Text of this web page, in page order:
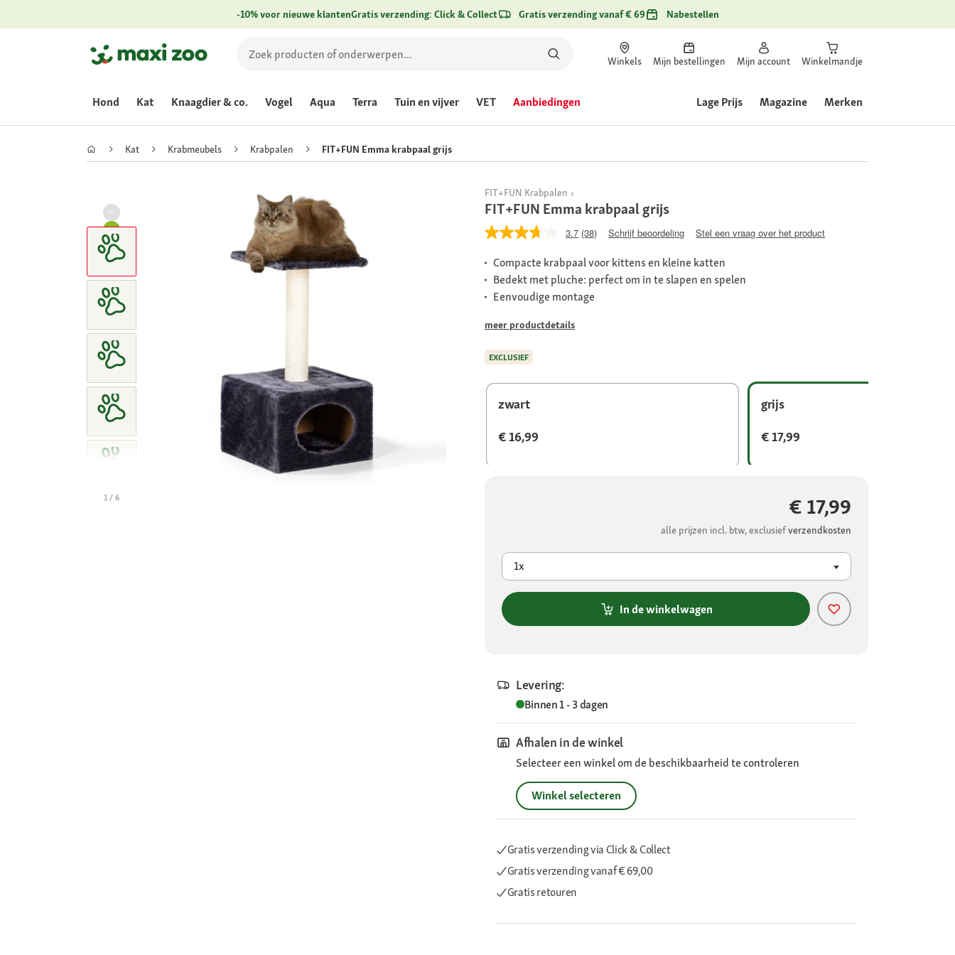
-10% voor nieuwe klantenGratis verzending: Click & Collect Gratis verzending vanaf € 69 Nabestellen
Winkels Mijn bestellingen Mijn account Winkelmandje
Hond Kat Knaagdier & co. Vogel Aqua Terra Tuin en vijver VET Aanbiedingen Lage Prijs Magazine Merken
Kat Krabmeubels Krabpalen FIT+FUN Emma krabpaal grijs
1 / 6
FIT+FUN Krabpalen
FIT+FUN Emma krabpaal grijs
3.7 (38) Schrijf beoordeling Stel een vraag over het product
Compacte krabpaal voor kittens en kleine katten
Bedekt met pluche: perfect om in te slapen en spelen
Eenvoudige montage
meer productdetails
EXCLUSIEF
zwart
€ 16,99
grijs
€ 17,99
€ 17,99
alle prijzen incl. btw, exclusiefverzendkosten
1x
In de winkelwagen
Levering:
Binnen 1 - 3 dagen
Afhalen in de winkel
Selecteer een winkel om de beschikbaarheid te controleren
Winkel selecteren
Gratis verzending via Click & Collect
Gratis verzendingvanaf € 69,00
Gratis retouren